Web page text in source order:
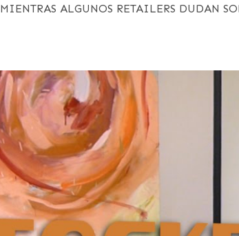
MIENTRAS ALGUNOS RETAILERS DUDAN